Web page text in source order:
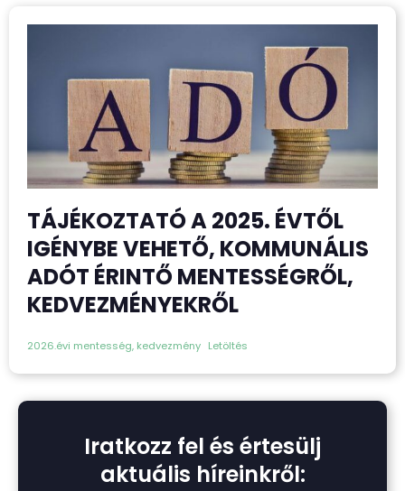
TÁJÉKOZTATÓ A 2025. ÉVTŐL
IGÉNYBE VEHETŐ, KOMMUNÁLIS
ADÓT ÉRINTŐ MENTESSÉGRŐL,
KEDVEZMÉNYEKRŐL
2026.évi mentesség, kedvezmény Letöltés
Iratkozz fel és értesülj
aktuális híreinkről: